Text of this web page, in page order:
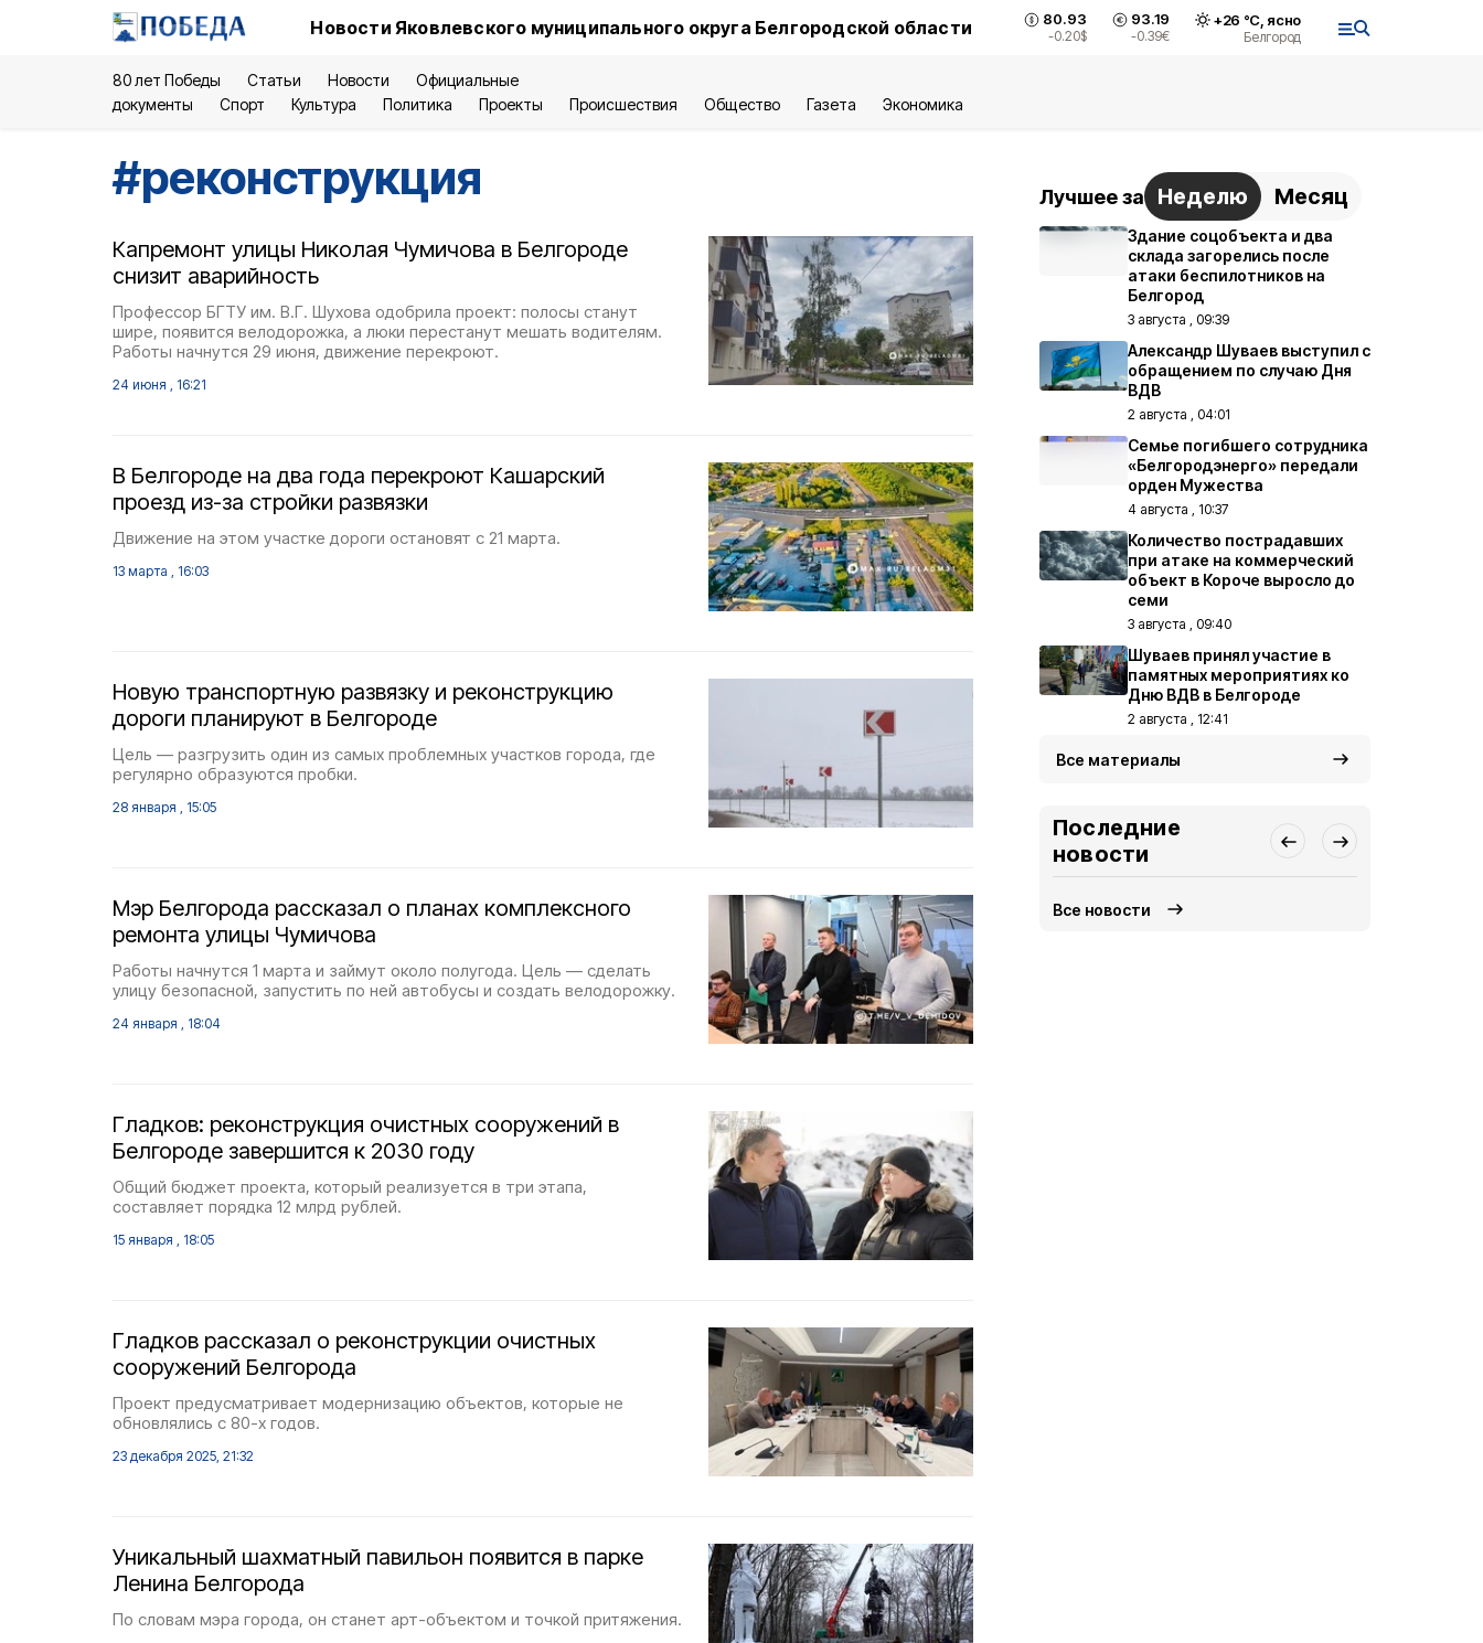
Новости Яковлевского муниципального округа Белгородской области 80.93
-0.20$
93.19
-0.39€
+26 °С, ясно
Белгород
80 лет Победы Статьи Новости
Официальные
документы
Спорт Культура Политика Проекты Происшествия Общество Газета Экономика
#реконструкция
Капремонт улицы Николая Чумичова в Белгороде
снизит аварийность
Профессор БГТУ им. В.Г. Шухова одобрила проект: полосы станут
шире, появится велодорожка, а люки перестанут мешать водителям.
Работы начнутся 29 июня, движение перекроют.
24 июня , 16:21
В Белгороде на два года перекроют Кашарский
проезд из-за стройки развязки
Движение на этом участке дороги остановят с 21 марта.
13 марта , 16:03
Новую транспортную развязку и реконструкцию
дороги планируют в Белгороде
Цель — разгрузить один из самых проблемных участков города, где
регулярно образуются пробки.
28 января , 15:05
Мэр Белгорода рассказал о планах комплексного
ремонта улицы Чумичова
Работы начнутся 1 марта и займут около полугода. Цель — сделать
улицу безопасной, запустить по ней автобусы и создать велодорожку.
24 января , 18:04
Гладков: реконструкция очистных сооружений в
Белгороде завершится к 2030 году
Общий бюджет проекта, который реализуется в три этапа,
составляет порядка 12 млрд рублей.
15 января , 18:05
Гладков рассказал о реконструкции очистных
сооружений Белгорода
Проект предусматривает модернизацию объектов, которые не
обновлялись с 80-х годов.
23 декабря 2025, 21:32
Уникальный шахматный павильон появится в парке
Ленина Белгорода
По словам мэра города, он станет арт-объектом и точкой притяжения.
Лучшее за Неделю Месяц
Здание соцобъекта и два
склада загорелись после
атаки беспилотников на
Белгород
3 августа , 09:39
Александр Шуваев выступил с
обращением по случаю Дня
ВДВ
2 августа , 04:01
Семье погибшего сотрудника
«Белгородэнерго» передали
орден Мужества
4 августа , 10:37
Количество пострадавших
при атаке на коммерческий
объект в Короче выросло до
семи
3 августа , 09:40
Шуваев принял участие в
памятных мероприятиях ко
Дню ВДВ в Белгороде
2 августа , 12:41
Все материалы
Последние
новости
Все новости